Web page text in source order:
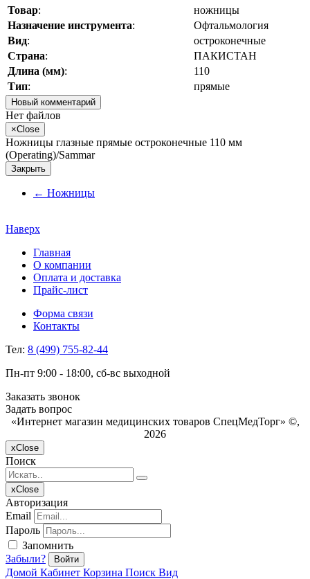
Товар:
ножницы
Назначение инструмента:
Офтальмология
Вид:
остроконечные
Страна:
ПАКИСТАН
Длина (мм):
110
Тип: прямые
Новый комментарий
Нет файлов
×Close
Ножницы глазные прямые остроконечные 110 мм
(Operating)/Sammar
Закрыть
← Ножницы
Наверх
Главная
О компании
Оплата и доставка
Прайс-лист
Форма связи
Контакты
Тел: 8 (499) 755-82-44
Пн-пт 9:00 - 18:00, сб-вс выходной
Заказать звонок
Задать вопрос
«Интернет магазин медицинских товаров СпецМедТорг» ©,
2026
xClose
Поиск
xClose
Авторизация
Email
Пароль
Запомнить
Забыли?
Войти
Домой Кабинет Корзина Поиск Вид